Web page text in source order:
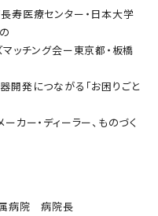
寿医療センター・日本大学
ッチング会ー東京都‧板橋
開発につながる「お困りごと
カー・ディーラー、ものづく
病院 病院長